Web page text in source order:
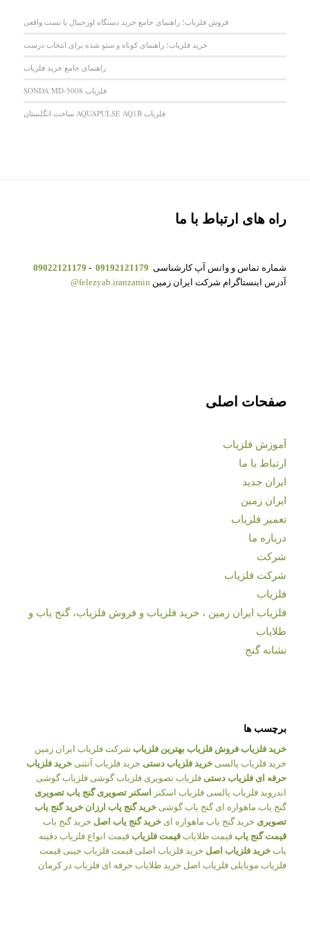
فروش فلزیاب؛ راهنمای جامع خرید دستگاه اورجینال با تست واقعی
خرید فلزیاب؛ راهنمای کوتاه و سئو شده برای انتخاب درست
راهنمای جامع خرید فلزیاب
فلزیاب SONDA MD-5008
فلزیاب AQUAPULSE AQ1B ساخت انگلستان
راه های ارتباط با ما
شماره تماس و واتس آپ کارشناسی 09192121179
-
09022121179
آدرس اینستاگرام شرکت ایران زمین felezyab.iranzamin@
صفحات اصلی
آموزش فلزیاب
ارتباط با ما
ایران جدید
ایران زمین
تعمیر فلزیاب
درباره ما
شرکت
شرکت فلزیاب
فلزیاب
فلزیاب ایران زمین ، خرید فلزیاب و فروش فلزیاب، گنج یاب و
طلایاب
نشانه گنج
برچسب ها
خرید فلزیاب فروش فلزیاب بهترین فلزیاب شرکت فلزیاب ایران زمین
خرید فلزیاب پالسی خرید فلزیاب دستی خرید فلزیاب آنتنی خرید فلزیاب
حرفه ای فلزیاب دستی فلزیاب تصویری فلزیاب گوشی فلزیاب گوشی
اندروید فلزیاب پالسی فلزیاب اسکنر اسکنر تصویری گنج یاب تصویری
گنج یاب ماهواره ای گنج یاب گوشی خرید گنج یاب ارزان خرید گنج یاب
تصویری خرید گنج یاب ماهواره ای خرید گنج یاب اصل خرید گنج یاب
قیمت گنج یاب قیمت طلایاب قیمت فلزیاب قیمت انواع فلزیاب دفینه
یاب خرید فلزیاب اصل خرید فلزیاب اصلی قیمت فلزیاب جیبی قیمت
فلزیاب موبایلی فلزیاب اصل خرید طلایاب حرفه ای فلزیاب در کرمان